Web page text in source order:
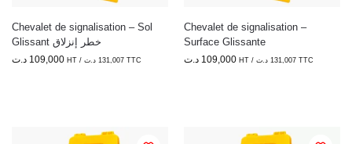
Chevalet de signalisation – Sol
Glissant خطر إنزلاق
109,000 د.ت HT / 131,007 د.ت TTC
Chevalet de signalisation –
Surface Glissante
109,000 د.ت HT / 131,007 د.ت TTC